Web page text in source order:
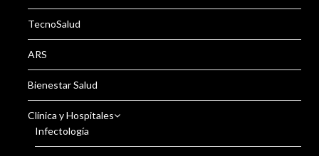
TecnoSalud
ARS
Bienestar Salud
Clínica y Hospitales
Infectología